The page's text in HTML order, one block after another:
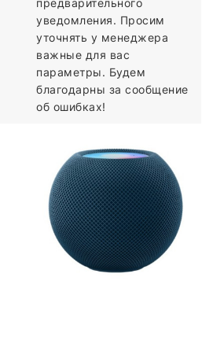
предварительного
уведомления. Просим
уточнять у менеджера
важные для вас
параметры. Будем
благодарны за сообщение
об ошибках!